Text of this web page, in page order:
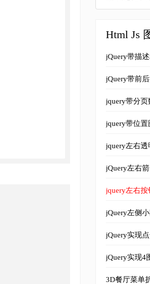
Html Js
jQuery带描
jQuery带前
jquery带分
jquery带位
jquery左右
jQuery左右
jquery左右
jQuery左侧
jQuery实现
jQuery实现4
3D餐厅菜单